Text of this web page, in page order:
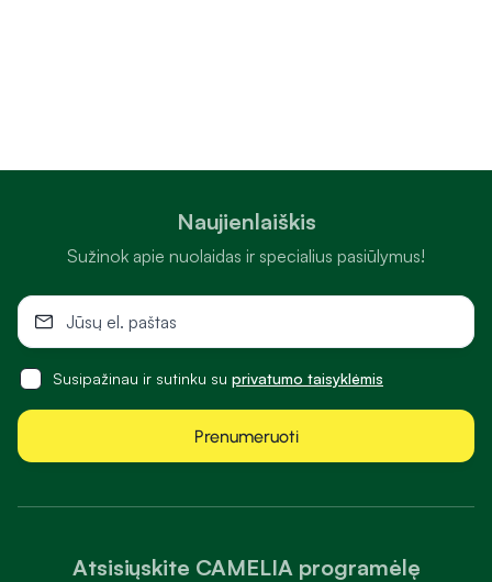
Atsisiųskite CAMELIA programėlę
Naujienlaiškis
Sužinok apie nuolaidas ir specialius pasiūlymus!
Susipažinau ir sutinku su privatumo taisyklėmis
Prenumeruoti